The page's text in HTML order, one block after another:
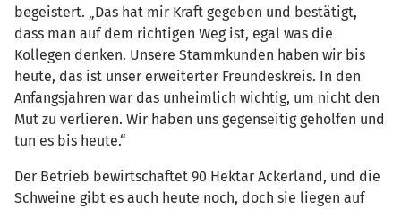
begeistert. „Das hat mir Kraft gegeben und bestätigt,
dass man auf dem richtigen Weg ist, egal was die
Kollegen denken. Unsere Stammkunden haben wir bis
heute, das ist unser erweiterter Freundeskreis. In den
Anfangsjahren war das unheimlich wichtig, um nicht den
Mut zu verlieren. Wir haben uns gegenseitig geholfen und
tun es bis heute.“
Der Betrieb bewirtschaftet 90 Hektar Ackerland, und die
Schweine gibt es auch heute noch, doch sie liegen auf